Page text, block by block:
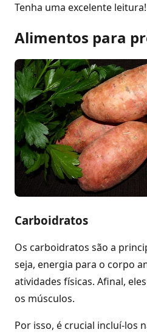
Tenha uma excelente leitura!
Alimentos para
Carboidratos
Os carboidratos são a
seja, energia para o corpo
atividades físicas. Afinal,
os músculos.
Por isso, é crucial incluí-los